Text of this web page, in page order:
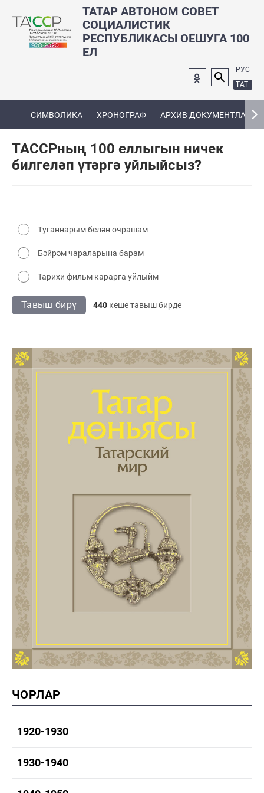
ТАТАР АВТОНОМ СОВЕТ
СОЦИАЛИСТИК
РЕСПУБЛИКАСЫ ОЕШУГА 100
ЕЛ
РУС
ТАТ
СИМВОЛИКА ХРОНОГРАФ АРХИВ ДОКУМЕНТЛАРЫ
ТАССРның 100 еллыгын ничек
билгеләп үтәргә уйлыйсыз?
Туганнарым белән очрашам
Бәйрәм чараларына барам
Тарихи фильм карарга уйлыйм
Тавыш бирү 440 кеше тавыш бирде
ЧОРЛАР
1920-1930
1920-1930 тарих
1920-1930 мәдәният
1930-1940